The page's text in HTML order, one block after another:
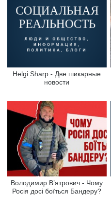
Helgi Sharp - Две шикарные
новости
Володимир В’ятрович - Чому
Росія досі боїться Бандеру?